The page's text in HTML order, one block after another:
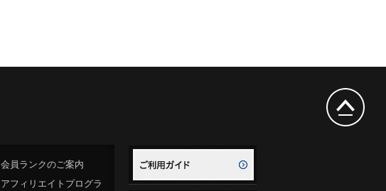
会員ランクのご案内
アフィリエイトプログラ